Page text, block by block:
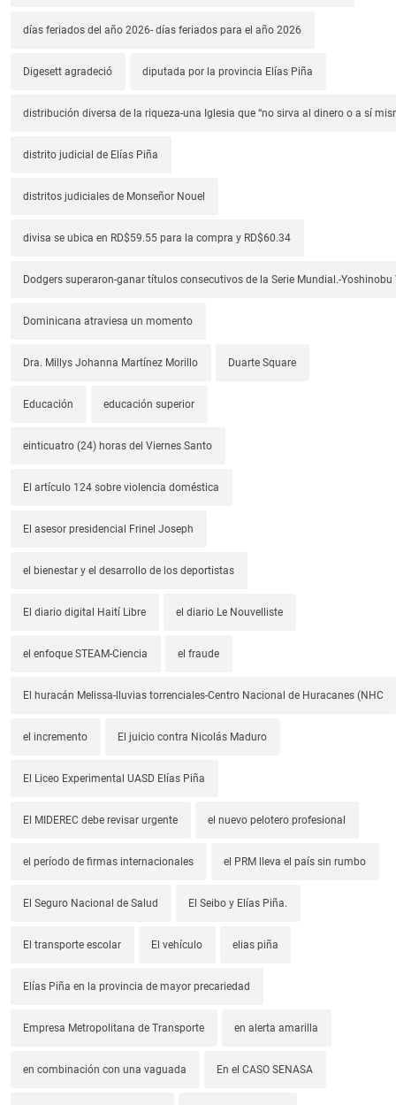
días feriados del año 2026- días feriados para el año 2026
Digesett agradeció diputada por la provincia Elías Piña
distribución diversa de la riqueza-una Iglesia que “no sirva al dinero o a sí
distrito judicial de Elías Piña
distritos judiciales de Monseñor Nouel
divisa se ubica en RD$59.55 para la compra y RD$60.34
Dodgers superaron-ganar títulos consecutivos de la Serie Mundial.-
Dominicana atraviesa un momento
Dra. Millys Johanna Martínez Morillo Duarte Square
Educación educación superior
einticuatro (24) horas del Viernes Santo
El artículo 124 sobre violencia doméstica
El asesor presidencial Frinel Joseph
el bienestar y el desarrollo de los deportistas
El diario digital Haití Libre el diario Le Nouvelliste
el enfoque STEAM-Ciencia el fraude
El huracán Melissa-lluvias torrenciales-Centro Nacional de Huracanes (NHC
el incremento El juicio contra Nicolás Maduro
El Liceo Experimental UASD Elías Piña
El MIDEREC debe revisar urgente el nuevo pelotero profesional
el período de firmas internacionales el PRM lleva el país sin rumbo
El Seguro Nacional de Salud El Seibo y Elías Piña.
El transporte escolar El vehículo elias piña
Elías Piña en la provincia de mayor precariedad
Empresa Metropolitana de Transporte en alerta amarilla
en combinación con una vaguada En el CASO SENASA